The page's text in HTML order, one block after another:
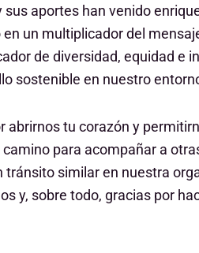
aportes han venido
un multiplicador del
de diversidad, equidad e
sostenible en nuestro
abrirnos tu corazón y
para acompañar a
similar en nuestra
y, sobre todo, gracias por